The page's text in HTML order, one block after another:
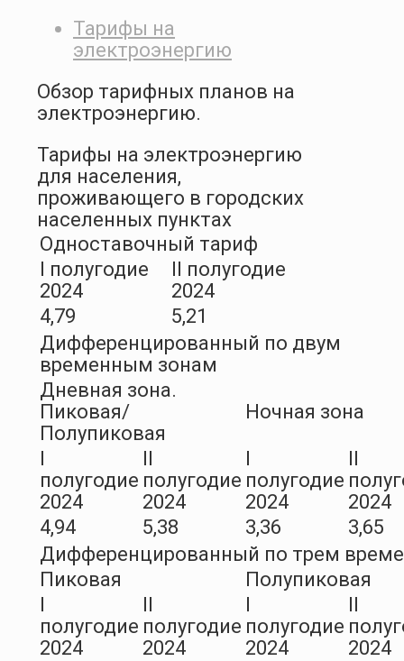
Тарифы на
электроэнергию
Обзор тарифных планов на
электроэнергию.
Тарифы на электроэнергию
для населения,
проживающего в городских
населенных пунктах
Одноставочный тариф
I полугодие
2024
II полугодие
2024
4,79
5,21
Дифференцированный по двум
временным зонам
Дневная зона.
Пиковая/
Полупиковая
Ночная зона
полугодие
2024
полугодие
2024
полугодие
2024
2024
4,94
5,38 3,36
3,65
Дифференцированный по трем
Пиковая
Полупиковая
полугодие
2024
полугодие
2024
полугодие
2024
2024